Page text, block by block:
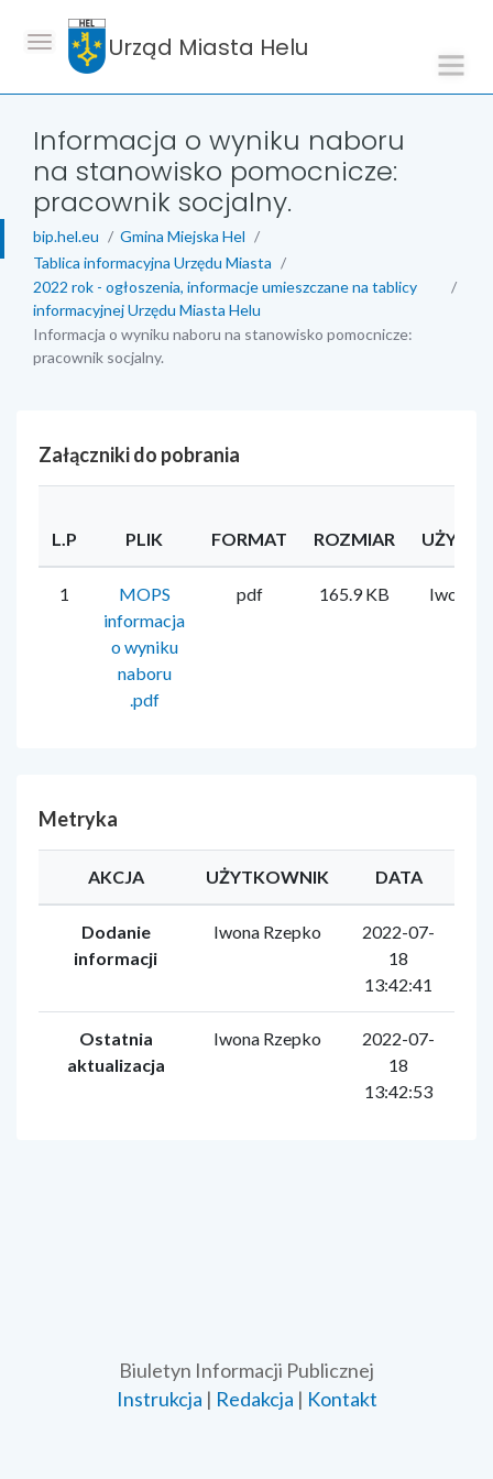
Urząd Miasta Helu
Informacja o wyniku naboru
na stanowisko pomocnicze:
pracownik socjalny.
bip.hel.eu
Gmina Miejska Hel
Tablica informacyjna Urzędu Miasta
2022 rok - ogłoszenia, informacje umieszczane na tablicy
informacyjnej Urzędu Miasta Helu
Informacja o wyniku naboru na stanowisko pomocnicze:
pracownik socjalny.
Załączniki do pobrania
L.P PLIK FORMAT ROZMIAR
1
MOPS
informacja
o wyniku
naboru
.pdf
pdf 165.9 KB Iwona
Metryka
AKCJA UŻYTKOWNIK DATA
Dodanie
informacji
Iwona Rzepko
2022-07-
18
13:42:41
Ostatnia
aktualizacja
Iwona Rzepko
2022-07-
18
13:42:53
Biuletyn Informacji Publicznej
Instrukcja | Redakcja | Kontakt